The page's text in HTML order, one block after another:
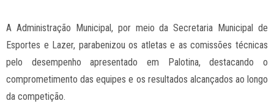
A Administração Municipal, por meio da Secretaria Municipal de
Esportes e Lazer, parabenizou os atletas e as comissões técnicas
pelo desempenho apresentado em Palotina, destacando o
comprometimento das equipes e os resultados alcançados ao longo
da competição.